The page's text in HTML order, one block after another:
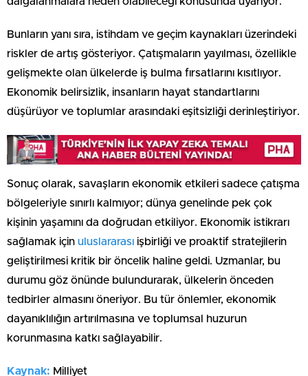
Bunların yanı sıra, istihdam ve geçim kaynakları üzerindeki
riskler de artış gösteriyor. Çatışmaların yayılması, özellikle
gelişmekte olan ülkelerde iş bulma fırsatlarını kısıtlıyor.
Ekonomik belirsizlik, insanların hayat standartlarını
düşürüyor ve toplumlar arasındaki eşitsizliği derinleştiriyor.
Sonuç olarak, savaşların ekonomik etkileri sadece çatışma
bölgeleriyle sınırlı kalmıyor; dünya genelinde pek çok
kişinin yaşamını da doğrudan etkiliyor. Ekonomik istikrarı
sağlamak için uluslararası işbirliği ve proaktif stratejilerin
geliştirilmesi kritik bir öncelik haline geldi. Uzmanlar, bu
durumu göz önünde bulundurarak, ülkelerin önceden
tedbirler almasını öneriyor. Bu tür önlemler, ekonomik
dayanıklılığın artırılmasına ve toplumsal huzurun
korunmasına katkı sağlayabilir.
Kaynak: Milliyet